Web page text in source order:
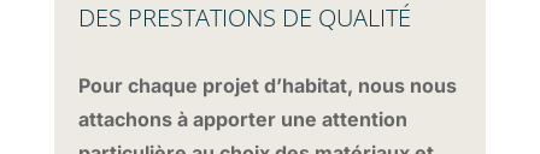
DES PRESTATIONS DE QUALITÉ
Pour chaque projet d’habitat, nous nous
attachons à apporter une attention